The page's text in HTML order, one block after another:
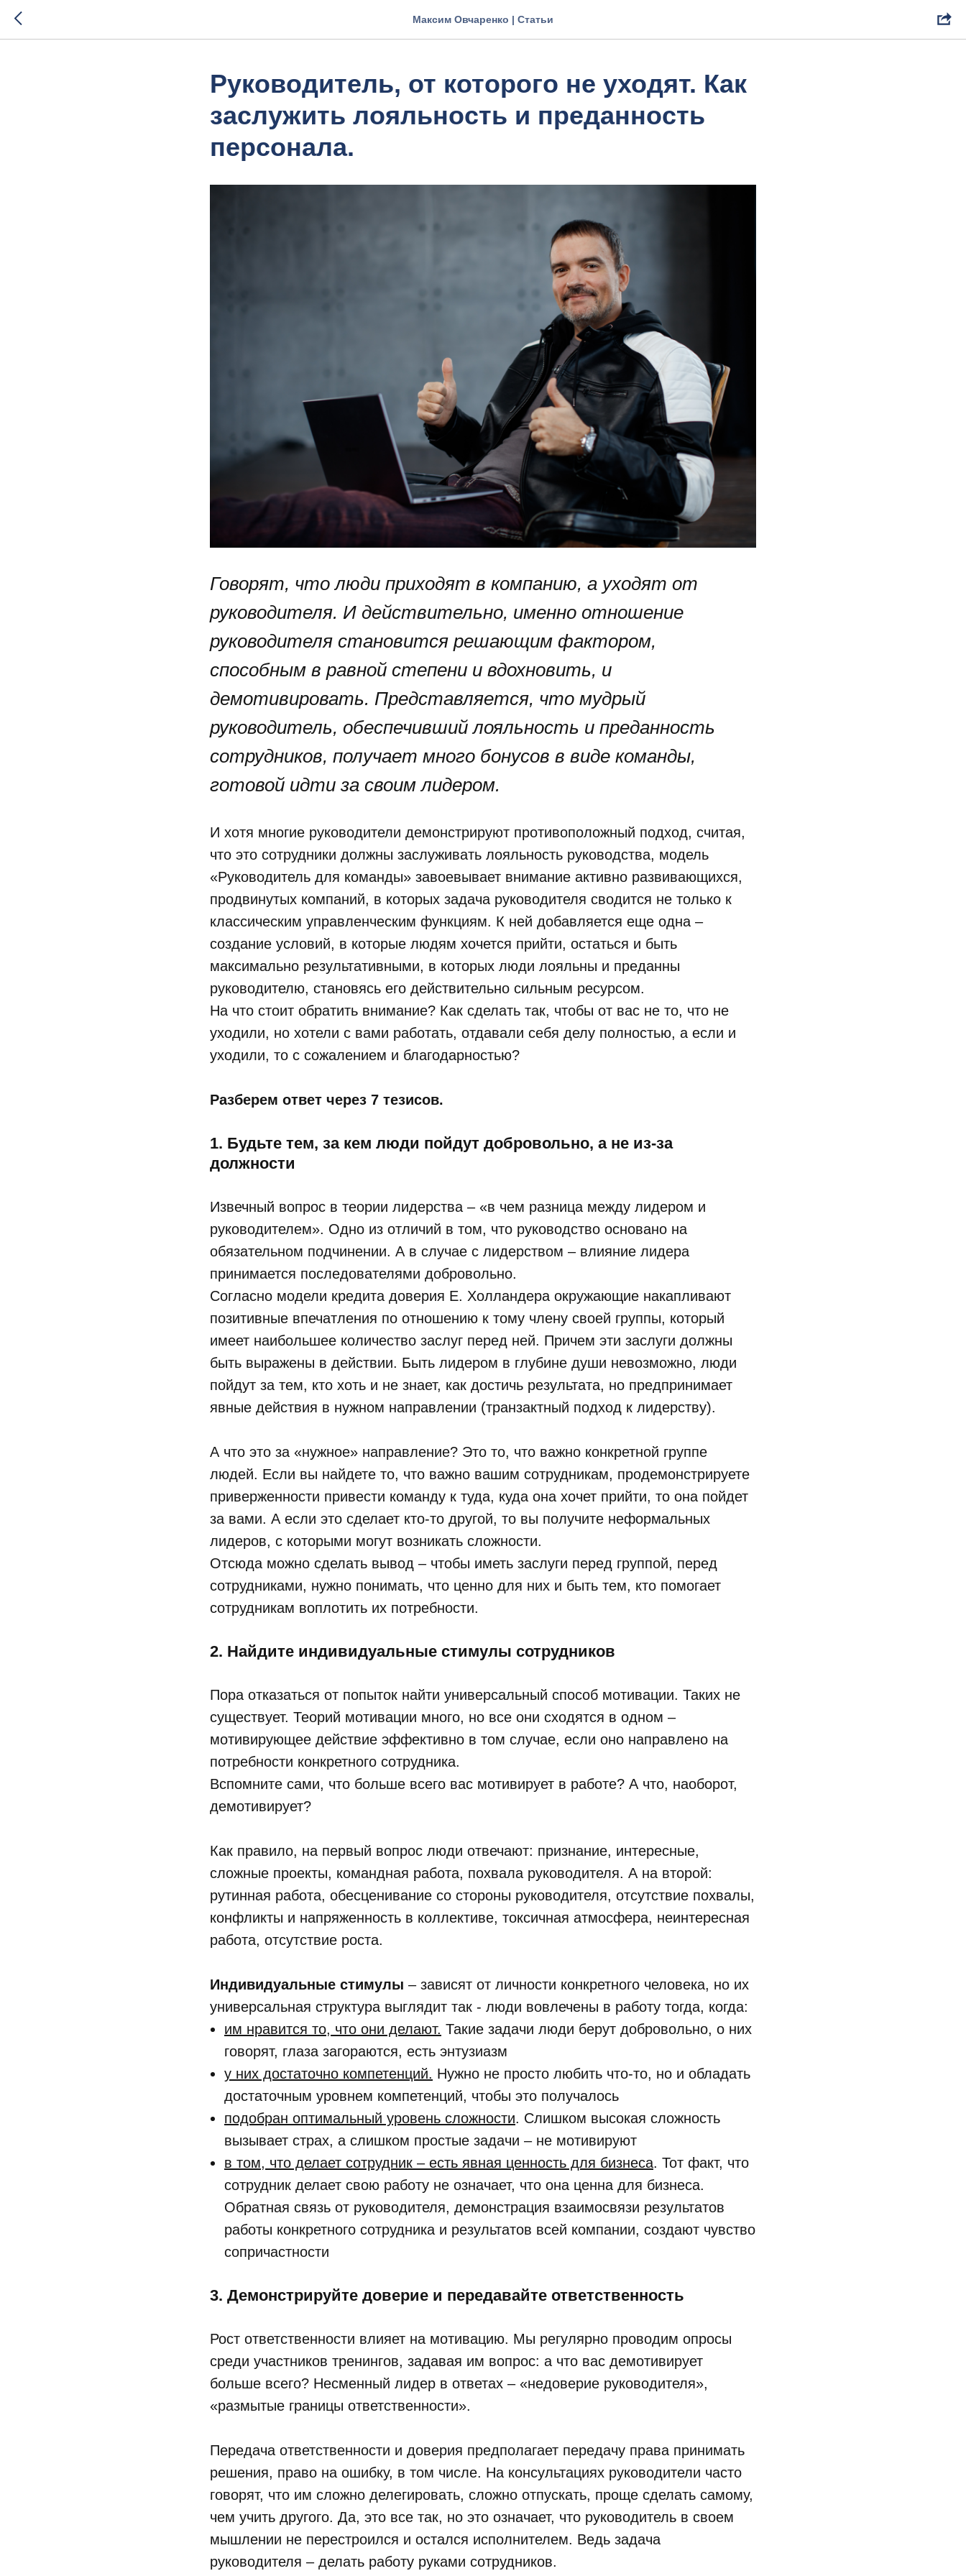
Максим Овчаренко | Статьи
Руководитель, от которого не уходят. Как
заслужить лояльность и преданность
персонала.
Говорят, что люди приходят в компанию, а уходят от
руководителя. И действительно, именно отношение
руководителя становится решающим фактором,
способным в равной степени и вдохновить, и
демотивировать. Представляется, что мудрый
руководитель, обеспечивший лояльность и преданность
сотрудников, получает много бонусов в виде команды,
готовой идти за своим лидером.
И хотя многие руководители демонстрируют противоположный подход, считая,
что это сотрудники должны заслуживать лояльность руководства, модель
«Руководитель для команды» завоевывает внимание активно развивающихся,
продвинутых компаний, в которых задача руководителя сводится не только к
классическим управленческим функциям. К ней добавляется еще одна –
создание условий, в которые людям хочется прийти, остаться и быть
максимально результативными, в которых люди лояльны и преданны
руководителю, становясь его действительно сильным ресурсом.
На что стоит обратить внимание? Как сделать так, чтобы от вас не то, что не
уходили, но хотели с вами работать, отдавали себя делу полностью, а если и
уходили, то с сожалением и благодарностью?
Разберем ответ через 7 тезисов.
1. Будьте тем, за кем люди пойдут добровольно, а не из-за
должности
Извечный вопрос в теории лидерства – «в чем разница между лидером и
руководителем». Одно из отличий в том, что руководство основано на
обязательном подчинении. А в случае с лидерством – влияние лидера
принимается последователями добровольно.
Согласно модели кредита доверия Е. Холландера окружающие накапливают
позитивные впечатления по отношению к тому члену своей группы, который
имеет наибольшее количество заслуг перед ней. Причем эти заслуги должны
быть выражены в действии. Быть лидером в глубине души невозможно, люди
пойдут за тем, кто хоть и не знает, как достичь результата, но предпринимает
явные действия в нужном направлении (транзактный подход к лидерству).
А что это за «нужное» направление? Это то, что важно конкретной группе
людей. Если вы найдете то, что важно вашим сотрудникам, продемонстрируете
приверженности привести команду к туда, куда она хочет прийти, то она пойдет
за вами. А если это сделает кто-то другой, то вы получите неформальных
лидеров, с которыми могут возникать сложности.
Отсюда можно сделать вывод – чтобы иметь заслуги перед группой, перед
сотрудниками, нужно понимать, что ценно для них и быть тем, кто помогает
сотрудникам воплотить их потребности.
2. Найдите индивидуальные стимулы сотрудников
Пора отказаться от попыток найти универсальный способ мотивации. Таких не
существует. Теорий мотивации много, но все они сходятся в одном –
мотивирующее действие эффективно в том случае, если оно направлено на
потребности конкретного сотрудника.
Вспомните сами, что больше всего вас мотивирует в работе? А что, наоборот,
демотивирует?
Как правило, на первый вопрос люди отвечают: признание, интересные,
сложные проекты, командная работа, похвала руководителя. А на второй:
рутинная работа, обесценивание со стороны руководителя, отсутствие похвалы,
конфликты и напряженность в коллективе, токсичная атмосфера, неинтересная
работа, отсутствие роста.
Индивидуальные стимулы – зависят от личности конкретного человека, но их
универсальная структура выглядит так - люди вовлечены в работу тогда, когда:
им нравится то, что они делают. Такие задачи люди берут добровольно, о них
говорят, глаза загораются, есть энтузиазм
у них достаточно компетенций. Нужно не просто любить что-то, но и обладать
достаточным уровнем компетенций, чтобы это получалось
подобран оптимальный уровень сложности. Слишком высокая сложность
вызывает страх, а слишком простые задачи – не мотивируют
в том, что делает сотрудник – есть явная ценность для бизнеса. Тот факт, что
сотрудник делает свою работу не означает, что она ценна для бизнеса.
Обратная связь от руководителя, демонстрация взаимосвязи результатов
работы конкретного сотрудника и результатов всей компании, создают чувство
сопричастности
3. Демонстрируйте доверие и передавайте ответственность
Рост ответственности влияет на мотивацию. Мы регулярно проводим опросы
среди участников тренингов, задавая им вопрос: а что вас демотивирует
больше всего? Несменный лидер в ответах – «недоверие руководителя»,
«размытые границы ответственности».
Передача ответственности и доверия предполагает передачу права принимать
решения, право на ошибку, в том числе. На консультациях руководители часто
говорят, что им сложно делегировать, сложно отпускать, проще сделать самому,
чем учить другого. Да, это все так, но это означает, что руководитель в своем
мышлении не перестроился и остался исполнителем. Ведь задача
руководителя – делать работу руками сотрудников.